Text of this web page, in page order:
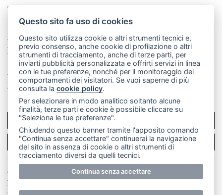
Telefono:
mail: redazione@leccoonline.com
La redazione
MerateOnline CasateOnline
RSS
Made by VIP
Privacy policy
Cookie policy
Rivedi le tue scelte sui cookie
SCRIVICI
PER LA TUA PUBBLICITÀ
© Copyright Merateonline S.r.l. - Tutti i diritti riservati.
E' proibita la riproduzione e pubblicazione anche
Questo sito fa uso di cookies
Questo sito utilizza cookie o altri strumenti tecnici e,
previo consenso, anche cookie di profilazione o altri
strumenti di tracciamento, anche di terze parti, per
inviarti pubblicità personalizzata e offrirti servizi in linea
con le tue preferenze, nonché per il monitoraggio dei
comportamenti dei visitatori. Se vuoi saperne di più
consulta lacookie policy.
Per selezionare in modo analitico soltanto alcune
finalità, terze parti e cookie è possibile cliccare su
"Seleziona le tue preferenze".
Chiudendo questo banner tramite l'apposito comando
"Continua senza accettare" continuerai la navigazione
del sito in assenza di cookie o altri strumenti di
tracciamento diversi da quelli tecnici.
Continua senza accettare